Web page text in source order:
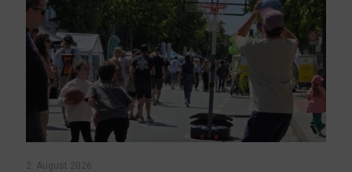
2. August 2026